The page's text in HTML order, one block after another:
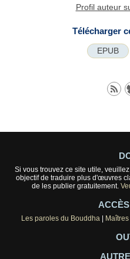
Profil auteur
Télécharger
EPUB
Si vous trouvez ce site utile,
objectif de traduire plus d'œuvres
de les publier gratuitement.
Les paroles du Bouddha|